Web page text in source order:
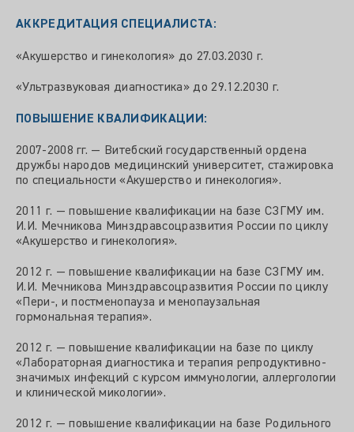
АККРЕДИТАЦИЯ СПЕЦИАЛИСТА:
«Акушерство и гинекология» до 27.03.2030 г.
«Ультразвуковая диагностика» до 29.12.2030 г.
ПОВЫШЕНИЕ КВАЛИФИКАЦИИ:
2007-2008 гг. — Витебский государственный ордена
дружбы народов медицинский университет, стажировка
по специальности «Акушерство и гинекология».
2011 г. — повышение квалификации на базе СЗГМУ им.
И.И. Мечникова Минздравсоцразвития России по циклу
«Акушерство и гинекология».
2012 г. — повышение квалификации на базе СЗГМУ им.
И.И. Мечникова Минздравсоцразвития России по циклу
«Пери-, и постменопауза и менопаузальная
гормональная терапия».
2012 г. — повышение квалификации на базе по циклу
«Лабораторная диагностика и терапия репродуктивно-
значимых инфекций с курсом иммунологии, аллергологии
и клинической микологии».
2012 г. — повышение квалификации на базе Родильного